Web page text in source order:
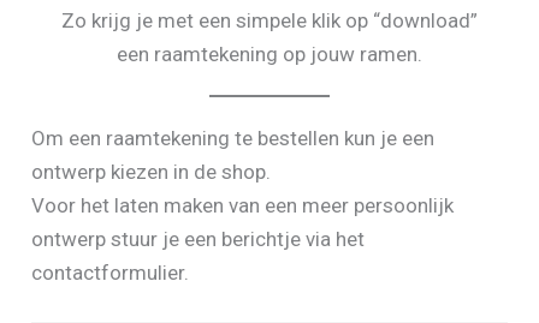
Zo krijg je met een simpele klik op “download”
een raamtekening op jouw ramen.
Om een raamtekening te bestellen kun je een
ontwerp kiezen in de shop.
Voor het laten maken van een meer persoonlijk
ontwerp stuur je een berichtje via het
contactformulier.